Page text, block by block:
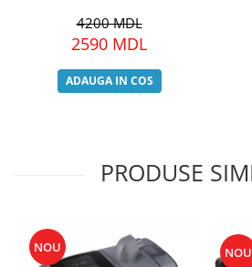
4200 MDL
2590 MDL
ADAUGA IN COS
PRODUSE
NOU NOU